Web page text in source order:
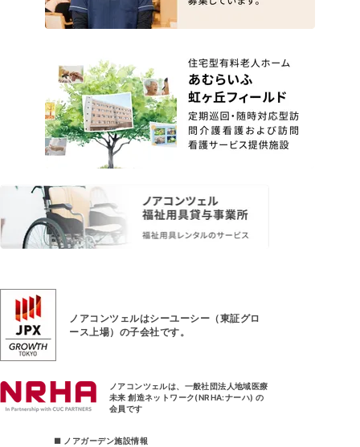
ノアコンツェルはシーユーシー（東証グロ
ース上場） の子会社です。
ノアコンツェルは、一般社団法人地域医療
未来 創造ネットワーク(NRHA:ナーハ) の
会員です
■ ノアガーデン施設情報